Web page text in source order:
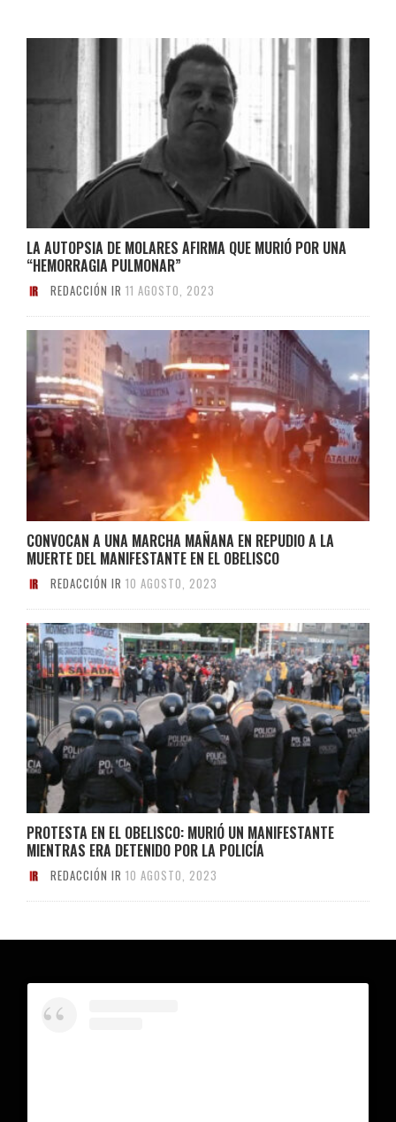
LA AUTOPSIA DE MOLARES AFIRMA QUE MURIÓ POR UNA
“HEMORRAGIA PULMONAR”
REDACCIÓN IR 11 AGOSTO, 2023
CONVOCAN A UNA MARCHA MAÑANA EN REPUDIO A LA
MUERTE DEL MANIFESTANTE EN EL OBELISCO
REDACCIÓN IR 10 AGOSTO, 2023
PROTESTA EN EL OBELISCO: MURIÓ UN MANIFESTANTE
MIENTRAS ERA DETENIDO POR LA POLICÍA
REDACCIÓN IR 10 AGOSTO, 2023